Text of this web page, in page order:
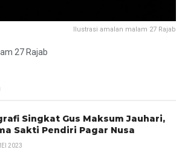
Ilustrasi amalan malam 27 Rajab
27 Rajab
Singkat Gus Maksum Jauhari,
Sakti Pendiri Pagar Nusa
2023